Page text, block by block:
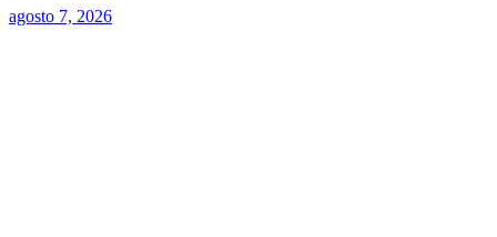
agosto 7, 2026